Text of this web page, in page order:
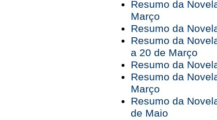
Resumo da
Março
Resumo da
Resumo da
a 20 de Março
Resumo da
Resumo da
Março
Resumo da
de Maio